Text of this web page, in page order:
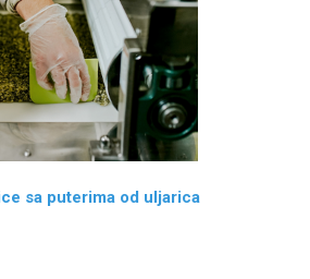
sa puterima od uljarica